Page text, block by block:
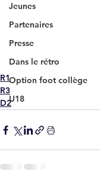
Jeunes
Partenaires
Presse
Dans le rétro
Option foot collège
U18
R1
R3
D2